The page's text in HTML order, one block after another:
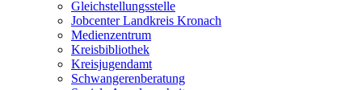
Gleichstellungsstelle
Jobcenter Landkreis Kronach
Medienzentrum
Kreisbibliothek
Kreisjugendamt
Schwangerenberatung